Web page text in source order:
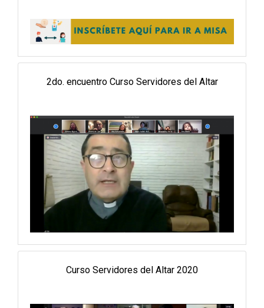
2do. encuentro Curso Servidores del Altar
Curso Servidores del Altar 2020